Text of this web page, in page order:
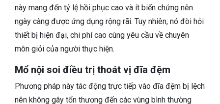
này mang đến tỷ lệ hồi phục cao và ít biến chứng nên
ngày càng được ứng dụng rộng rãi. Tuy nhiên, nó đòi hỏi
thiết bị hiện đại, chi phí cao cùng yêu cầu về chuyên
môn giỏi của người thực hiện.
Mổ nội soi điều trị thoát vị đĩa đệm
Phương pháp này tác động trực tiếp vào đĩa đệm bị lệch
nên không gây tổn thương đến các vùng bình thường